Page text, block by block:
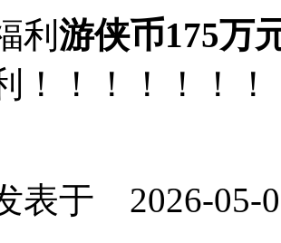
利 游侠币175万
！！！！！！！
于 2026-05-